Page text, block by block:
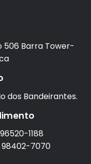
506 Barra Tower-
dos Bandeirantes.
1188
98402-7070